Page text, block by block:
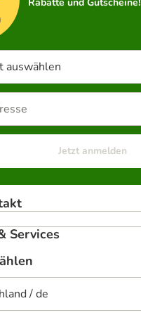
auswählen
Jetzt anmelden
Services
/ de